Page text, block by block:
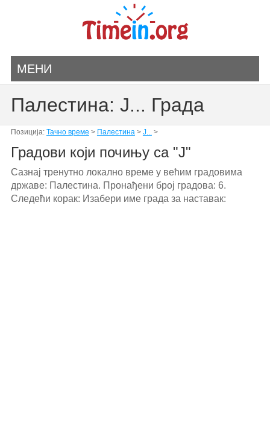
МЕНИ
Палестина: J... Града
Позиција: Тачно време > Палестина> J...>
Градови који почињу са "J"
Сазнај тренутно локално време у већим градовима
државе: Палестина. Пронађени број градова: 6.
Следећи корак: Изабери име града за наставак: